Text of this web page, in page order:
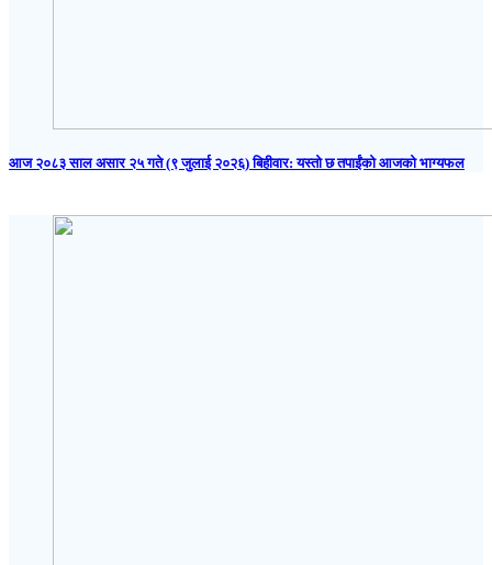
आज २०८३ साल असार २५ गते (९ जुलाई २०२६) बिहीवार: यस्तो छ तपाईंको आजको भाग्यफल